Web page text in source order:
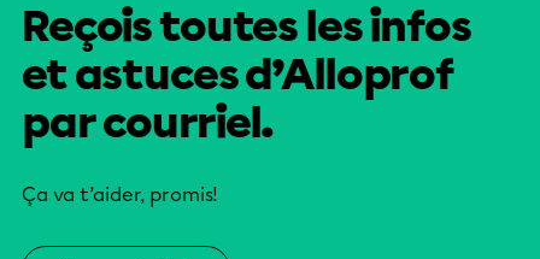
Reçois toutes les infos
et astuces d’Alloprof
par courriel.
Ça va t’aider, promis!